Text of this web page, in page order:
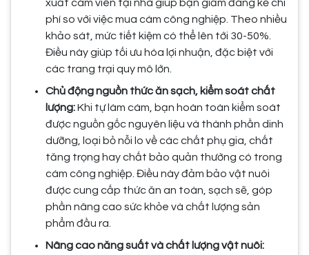
xuất cám viên tại nhà giúp bạn giảm đáng kể chi
phí so với việc mua cám công nghiệp. Theo nhiều
khảo sát, mức tiết kiệm có thể lên tới 30-50%.
Điều này giúp tối ưu hóa lợi nhuận, đặc biệt với
các trang trại quy mô lớn.
Chủ động nguồn thức ăn sạch, kiểm soát chất
lượng:Khi tự làm cám, bạn hoàn toàn kiểm soát
được nguồn gốc nguyên liệu và thành phần dinh
dưỡng, loại bỏ nỗi lo về các chất phụ gia, chất
tăng trọng hay chất bảo quản thường có trong
cám công nghiệp. Điều này đảm bảo vật nuôi
được cung cấp thức ăn an toàn, sạch sẽ, góp
phần nâng cao sức khỏe và chất lượng sản
phẩm đầu ra.
Nâng cao năng suất và chất lượng vật nuôi: